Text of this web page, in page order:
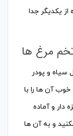
یکدیگر جدا
مرغ ها
سیاه و پودر
آن ها را با
دار و آماده
و به آن ها